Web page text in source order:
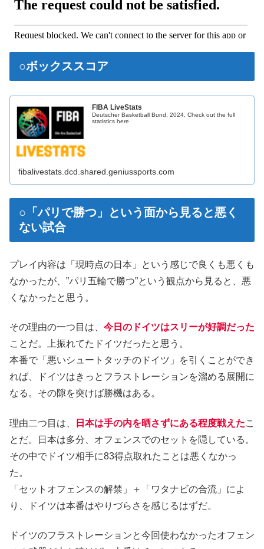
○ボックススコア
FIBA LiveStats
Deutscher Basketball Bund, 2024, Check out the full
statistics here
fibalivestats.dcd.shared.geniussports.com
○「パリで勝つ」という面から見ると悪く
ない試合
プレイ内容は「現時点の日本」という感じで良くも悪くも
なかったが、”パリ五輪で勝つ”という観点から見ると、悪
くなかったと思う。
その理由の一つ目は、 今日のドイツはスリーが好調だった
ことだ。上振れてたドイツだったと思う。
本番で「悪いシュートタッチのドイツ」を引くことができ
れば、ドイツはきっとフラストレーションを溜める展開に
なる。その隙を突けば勝機はある。
理由二つ目は、 日本は手の内を晒さずにある程度戦えたこ
とだ。日本は多分、オフェンスでのセットを隠している。
その中でドイツ相手に83得点取れたことは悪くなかっ
た。
「セットオフェンスの解禁」＋「ワタナビの合流」によ
り、ドイツは本番はやりづらさを感じるはずだ。
ドイツのフラストレーションと今回使わなかったオフェン